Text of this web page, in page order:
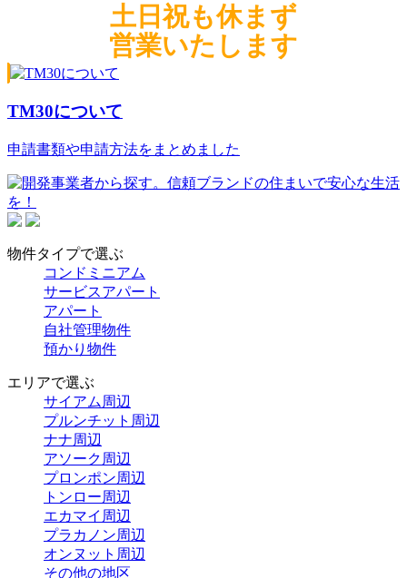
土日祝も休まず
営業いたします
TM30について
申請書類や申請方法をまとめました
物件タイプで選ぶ
コンドミニアム
サービスアパート
アパート
自社管理物件
預かり物件
エリアで選ぶ
サイアム周辺
プルンチット周辺
ナナ周辺
アソーク周辺
プロンポン周辺
トンロー周辺
エカマイ周辺
プラカノン周辺
オンヌット周辺
その他の地区